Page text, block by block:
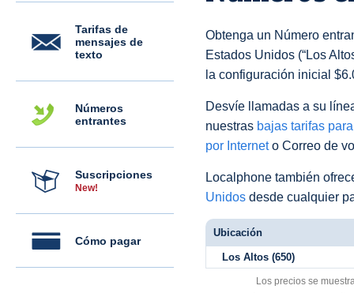
Tarifas de
mensajes de
texto
Números
entrantes
Suscripciones
New!
Cómo pagar
Obtenga un Número
Estados Unidos (“Los
la configuración inicial
Desvíe llamadas a su
nuestras bajas tarifas
por Interneto Correo de
Localphone también
Unidos desde cualquier
Ubicación
Los Altos (650)
Los precios se